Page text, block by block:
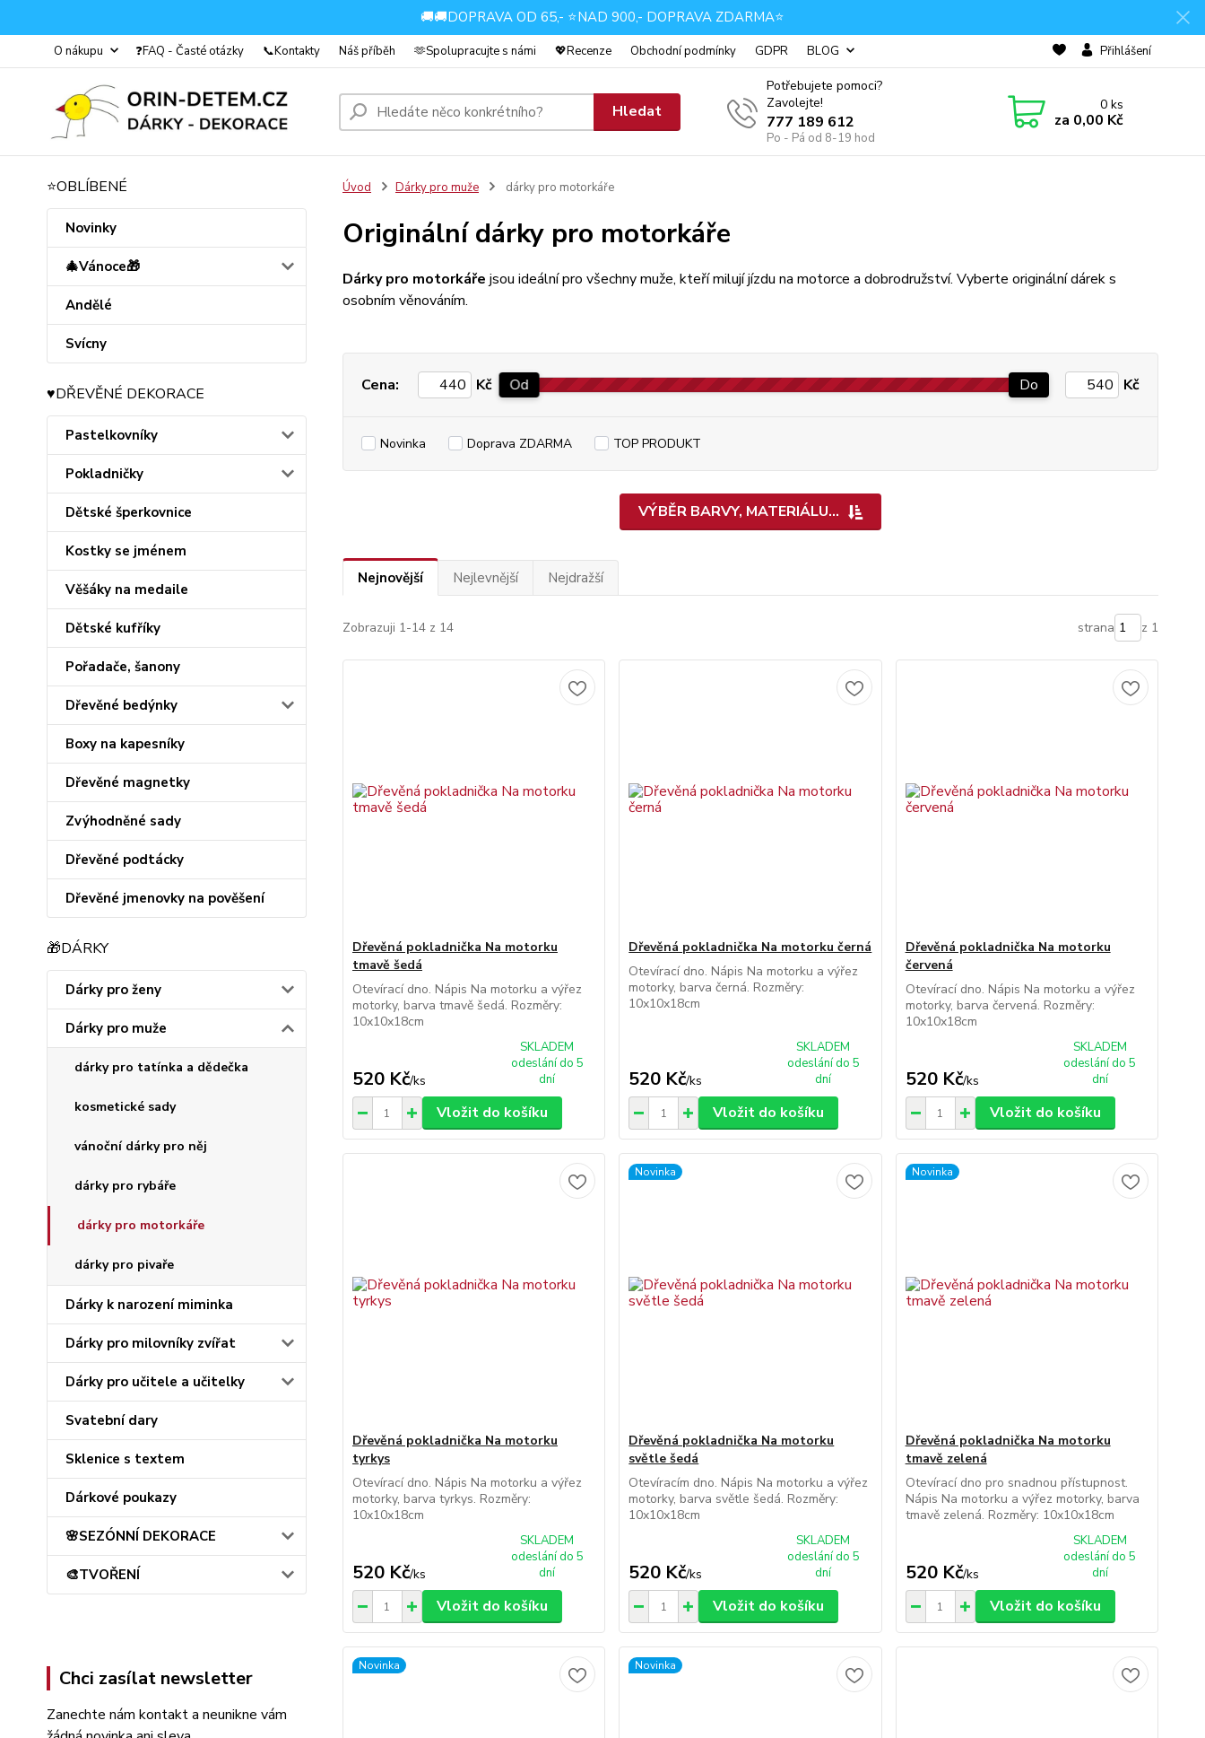
🚚🚚DOPRAVA OD 65,- ⭐NAD 900,- DOPRAVA ZDARMA⭐
O nákupu ❓FAQ - Časté otázky 📞Kontakty Náš příběh 🫶Spolupracujte s námi 💖Recenze Obchodní podmínky GDPR BLOG Přihlášení
Hledat
Potřebujete pomoci?
Zavolejte!
777 189 612
Po - Pá od 8-19 hod
0ks
za 0,00 Kč
⭐OBLÍBENÉ
Novinky
🎄Vánoce🎁
Andělé
Svícny
♥️DŘEVĚNÉ DEKORACE
Pastelkovníky
Pokladničky
Dětské šperkovnice
Kostky se jménem
Věšáky na medaile
Dětské kufříky
Pořadače, šanony
Dřevěné bedýnky
Boxy na kapesníky
Dřevěné magnetky
Zvýhodněné sady
Dřevěné podtácky
Dřevěné jmenovky na pověšení
🎁DÁRKY
Dárky pro ženy
Dárky pro muže
dárky pro tatínka a dědečka
kosmetické sady
vánoční dárky pro něj
dárky pro rybáře
dárky pro motorkáře
dárky pro pivaře
Dárky k narození miminka
Dárky pro milovníky zvířat
Dárky pro učitele a učitelky
Svatební dary
Sklenice s textem
Dárkové poukazy
🌸SEZÓNNÍ DEKORACE
🎨TVOŘENÍ
Chci zasílat newsletter
Zanechte nám kontakt a neunikne vám
Úvod Dárky pro muže dárky pro motorkáře
Originální dárky pro motorkáře
Dárky pro motorkáře jsou ideální pro všechny muže, kteří milují jízdu na motorce a dobrodružství. Vyberte originální dárek s
osobním věnováním.
VÝBĚR BARVY, MATERIÁLU...
Cena: Kč Od Do Kč
Novinka Doprava ZDARMA TOP PRODUKT
Nejnovější Nejlevnější Nejdražší
Zobrazuji 1-14 z 14 strana z 1
Dřevěná pokladnička Na motorku
tmavě šedá
Otevírací dno. Nápis Na motorku a výřez
motorky, barva tmavě šedá. Rozměry:
10x10x18cm
520 Kč/ks
SKLADEM
odeslání do 5
dní
Vložit do košíku
Dřevěná pokladnička Na motorku černá
Otevírací dno. Nápis Na motorku a výřez
motorky, barva černá. Rozměry:
10x10x18cm
520 Kč/ks
SKLADEM
odeslání do 5
dní
Vložit do košíku
Dřevěná pokladnička Na motorku
červená
Otevírací dno. Nápis Na motorku a výřez
motorky, barva červená. Rozměry:
10x10x18cm
520 Kč/ks
SKLADEM
odeslání do 5
dní
Vložit do košíku
Dřevěná pokladnička Na motorku
tyrkys
Otevírací dno. Nápis Na motorku a výřez
motorky, barva tyrkys. Rozměry:
10x10x18cm
520 Kč/ks
SKLADEM
odeslání do 5
dní
Vložit do košíku
Novinka
Dřevěná pokladnička Na motorku
světle šedá
Otevíracím dno. Nápis Na motorku a výřez
motorky, barva světle šedá. Rozměry:
10x10x18cm
520 Kč/ks
SKLADEM
odeslání do 5
dní
Vložit do košíku
Novinka
Dřevěná pokladnička Na motorku
tmavě zelená
Otevírací dno pro snadnou přístupnost.
Nápis Na motorku a výřez motorky, barva
tmavě zelená. Rozměry: 10x10x18cm
520 Kč/ks
SKLADEM
odeslání do 5
dní
Vložit do košíku
Novinka Novinka